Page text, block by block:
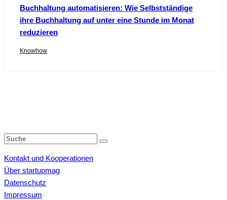
Buchhaltung automatisieren: Wie Selbstständige
ihre Buchhaltung auf unter eine Stunde im Monat
reduzieren
Knowhow
Kontakt und Kooperationen
Über startupmag
Datenschutz
Impressum